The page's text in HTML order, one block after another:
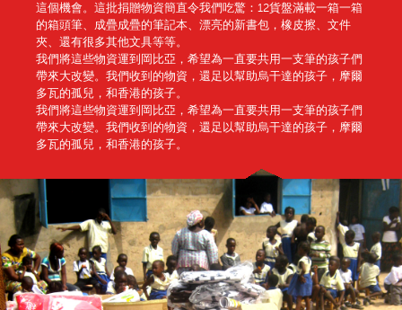
這個機會。這批捐贈物資簡直令我們吃驚：12貨盤滿載一箱一箱
的箱頭筆、成疊成疊的筆記本、漂亮的新書包，橡皮擦、文件
夾、還有很多其他文具等等。
我們將這些物資運到岡比亞，希望為一直要共用一支筆的孩子們
帶來大改變。我們收到的物資，還足以幫助烏干達的孩子，摩爾
多瓦的孤兒，和香港的孩子。
我們將這些物資運到岡比亞，希望為一直要共用一支筆的孩子們
帶來大改變。我們收到的物資，還足以幫助烏干達的孩子，摩爾
多瓦的孤兒，和香港的孩子。